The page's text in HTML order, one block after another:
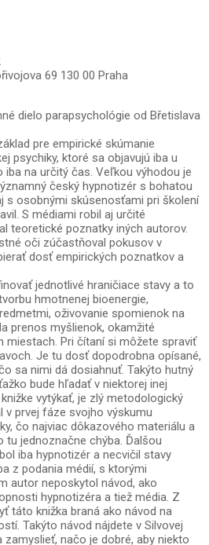
69 130 00 Praha
dielo parapsychológie od Břetislava
pre empirické skúmanie
psychiky, ktoré sa objavujú iba u
na určitý čas. Veľkou výhodou je
český hypnotizér s bohatou
s osobnými skúsenosťami pri školení
S médiami robil aj určité
teoretické poznatky iných autorov.
oči zúčastňoval pokusov v
dosť empirických poznatkov a
jednotlivé hraničiace stavy a to
hmotnenej bioenergie,
oživovanie spomienok na
prenos myšlienok, okamžité
miestach. Pri čítaní si môžete spraviť
Je tu dosť dopodrobna opísané,
sa nimi dá dosiahnuť. Takýto hutný
bude hľadať v niektorej inej
vytýkať, je zlý metodologický
v prvej fáze svojho výskumu
čo najviac dôkazového materiálu a
tu jednoznačne chýba. Ďalšou
iba hypnotizér a necvičil stavy
z podania médií, s ktorými
autor neposkytol návod, ako
hypnotizéra a tiež média. Z
táto knižka braná ako návod na
Takýto návod nájdete v Silvovej
zamyslieť, načo je dobré, aby niekto